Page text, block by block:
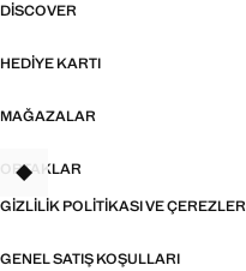
DISCOVER
HEDIYE KARTI
MAĞAZALAR
ORTAKLAR
GIZLILIK POLITIKASI VE ÇEREZLER
GENEL SATIŞ KOŞULLARI